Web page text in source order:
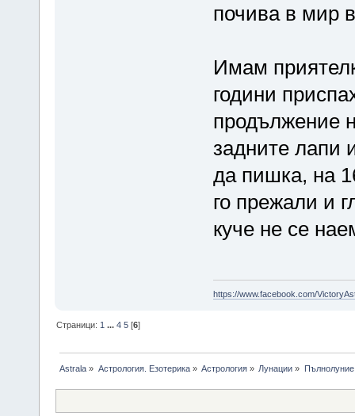
почива в мир
Имам
години
продължение
задните лапи
да пишка, на
го прежали и
куче не се
https://www.facebook.com/
Страници: 1 ...4 5 [6]
Astrala » Астрология. Езотерика» Астрология» Лунации » Пълнолуние